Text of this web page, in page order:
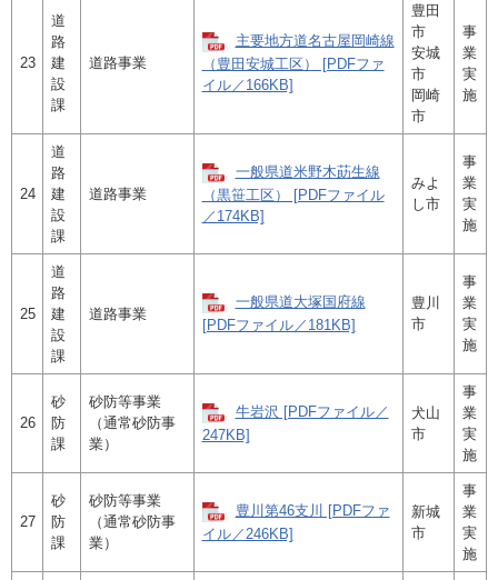
23
道
路
建
設
課
道路事業
主要地方道名古屋岡崎線
（豊田安城工区） [PDFファ
イル／166KB]
豊田
市
安城
市
岡崎
市
事
業
実
施
24
道
路
建
設
課
道路事業
一般県道米野木莇生線
（黒笹工区） [PDFファイル
／174KB]
みよ
し市
事
業
実
施
25
道
路
建
設
課
道路事業
一般県道大塚国府線
[PDFファイル／181KB]
豊川
市
事
業
実
施
26
砂
防
課
砂防等事業
（通常砂防事
業）
牛岩沢 [PDFファイル／
247KB]
犬山
市
事
業
実
施
27
砂
防
課
砂防等事業
（通常砂防事
業）
豊川第46支川 [PDFファ
イル／246KB]
新城
市
事
業
実
施